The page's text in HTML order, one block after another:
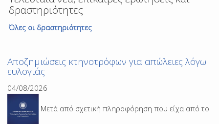
δραστηριότητες
Όλες οι δραστηριότητες
Αποζημιώσεις κτηνοτρόφων για απώλειες λόγω
ευλογιάς
04/08/2026
Μετά από σχετική πληροφόρηση που είχα από το